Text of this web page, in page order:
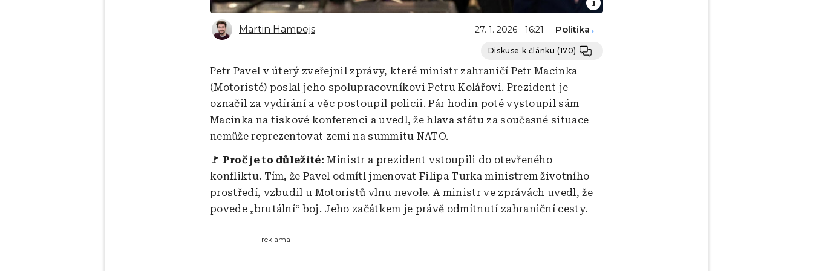
Martin Hampejs 27. 1. 2026 - 16:21 Politika
Diskuse k článku (170)
Petr Pavel v úterý zveřejnil zprávy, které ministr zahraničí Petr Macinka
(Motoristé) poslal jeho spolupracovníkovi Petru Kolářovi. Prezident je
označil za vydírání a věc postoupil policii. Pár hodin poté vystoupil sám
Macinka na tiskové konferenci a uvedl, že hlava státu za současné situace
nemůže reprezentovat zemi na summitu NATO.
🚩 Proč je to důležité:Ministr a prezident vstoupili do otevřeného
konfliktu. Tím, že Pavel odmítl jmenovat Filipa Turka ministrem životního
prostředí, vzbudil u Motoristů vlnu nevole. A ministr ve zprávách uvedl, že
povede „brutální“ boj. Jeho začátkem je právě odmítnutí zahraniční cesty.
reklama